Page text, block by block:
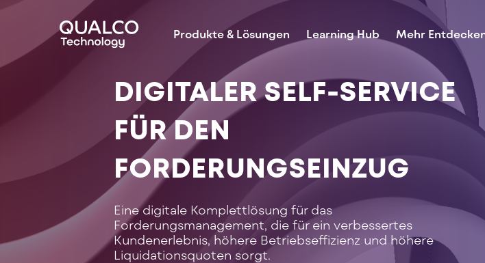
Produkte & Lösungen Learning Hub Mehr
DIGITALER SELF-SERVICE
FÜR DEN
FORDERUNGSEINZUG
Eine digitale Komplettlösung für das
Forderungsmanagement, die für ein verbessertes
Kundenerlebnis, höhere Betriebseffizienz und höhere
Liquidationsquoten sorgt.